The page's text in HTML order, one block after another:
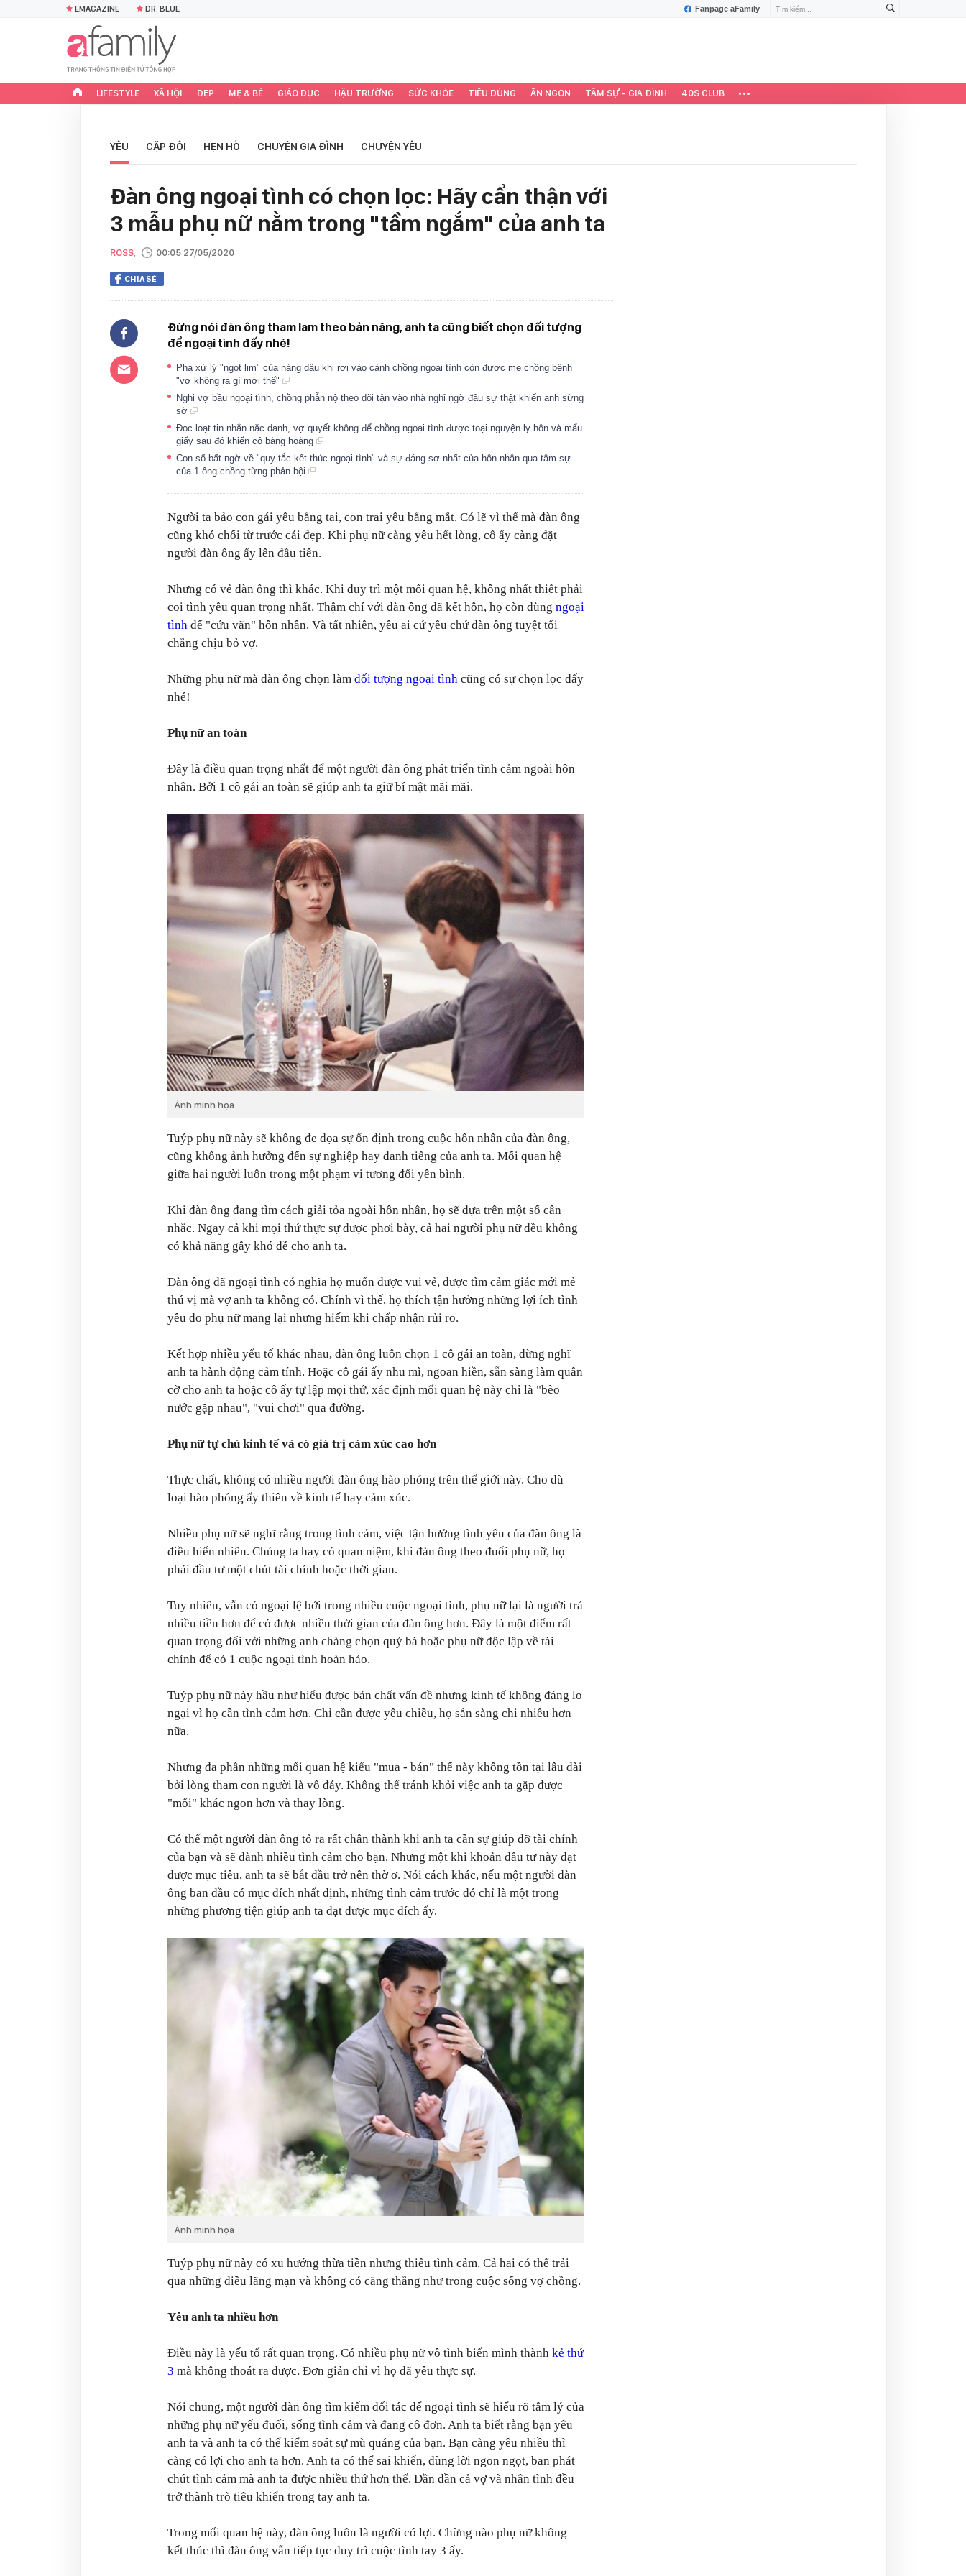
Fanpage aFamily
EMAGAZINE DR. BLUE
LIFESTYLE XÃ HỘI ĐẸP MẸ & BÉ GIÁO DỤC HẬU TRƯỜNG SỨC KHỎE TIÊU DÙNG ĂN NGON TÂM SỰ - GIA ĐÌNH 40S CLUB
YÊU CẶP ĐÔI HẸN HÒ CHUYỆN GIA ĐÌNH CHUYỆN YÊU
Đàn ông ngoại tình có chọn lọc: Hãy cẩn thận với
3 mẫu phụ nữ nằm trong "tầm ngắm" của anh ta
ROSS, 00:05 27/05/2020
CHIA SẺ
Đừng nói đàn ông tham lam theo bản năng, anh ta cũng biết chọn đối tượng
để ngoại tình đấy nhé!
Pha xử lý "ngọt lịm" của nàng dâu khi rơi vào cảnh chồng ngoại tình còn được mẹ chồng bênh
"vợ không ra gì mới thế"
Nghi vợ bầu ngoại tình, chồng phẫn nộ theo dõi tận vào nhà nghỉ ngờ đâu sự thật khiến anh sững
sờ
Đọc loạt tin nhắn nặc danh, vợ quyết không để chồng ngoại tình được toại nguyện ly hôn và mẩu
giấy sau đó khiến cô bàng hoàng
Con số bất ngờ về "quy tắc kết thúc ngoại tình" và sự đáng sợ nhất của hôn nhân qua tâm sự
của 1 ông chồng từng phản bội
Người ta bảo con gái yêu bằng tai, con trai yêu bằng mắt. Có lẽ vì thế mà đàn ông
cũng khó chối từ trước cái đẹp. Khi phụ nữ càng yêu hết lòng, cô ấy càng đặt
người đàn ông ấy lên đầu tiên.
Nhưng có vẻ đàn ông thì khác. Khi duy trì một mối quan hệ, không nhất thiết phải
coi tình yêu quan trọng nhất. Thậm chí với đàn ông đã kết hôn, họ còn dùng ngoại
tình để "cứu vãn" hôn nhân. Và tất nhiên, yêu ai cứ yêu chứ đàn ông tuyệt tối
chẳng chịu bỏ vợ.
Những phụ nữ mà đàn ông chọn làm đối tượng ngoại tình cũng có sự chọn lọc đấy
nhé!
Phụ nữ an toàn
Đây là điều quan trọng nhất để một người đàn ông phát triển tình cảm ngoài hôn
nhân. Bởi 1 cô gái an toàn sẽ giúp anh ta giữ bí mật mãi mãi.
Ảnh minh họa
Tuýp phụ nữ này sẽ không đe dọa sự ổn định trong cuộc hôn nhân của đàn ông,
cũng không ảnh hưởng đến sự nghiệp hay danh tiếng của anh ta. Mối quan hệ
giữa hai người luôn trong một phạm vi tương đối yên bình.
Khi đàn ông đang tìm cách giải tỏa ngoài hôn nhân, họ sẽ dựa trên một số cân
nhắc. Ngay cả khi mọi thứ thực sự được phơi bày, cả hai người phụ nữ đều không
có khả năng gây khó dễ cho anh ta.
Đàn ông đã ngoại tình có nghĩa họ muốn được vui vẻ, được tìm cảm giác mới mẻ
thú vị mà vợ anh ta không có. Chính vì thế, họ thích tận hưởng những lợi ích tình
yêu do phụ nữ mang lại nhưng hiếm khi chấp nhận rủi ro.
Kết hợp nhiều yếu tố khác nhau, đàn ông luôn chọn 1 cô gái an toàn, đừng nghĩ
anh ta hành động cảm tính. Hoặc cô gái ấy nhu mì, ngoan hiền, sẵn sàng làm quân
cờ cho anh ta hoặc cô ấy tự lập mọi thứ, xác định mối quan hệ này chỉ là "bèo
nước gặp nhau", "vui chơi" qua đường.
Phụ nữ tự chủ kinh tế và có giá trị cảm xúc cao hơn
Thực chất, không có nhiều người đàn ông hào phóng trên thế giới này. Cho dù
loại hào phóng ấy thiên về kinh tế hay cảm xúc.
Nhiều phụ nữ sẽ nghĩ rằng trong tình cảm, việc tận hưởng tình yêu của đàn ông là
điều hiển nhiên. Chúng ta hay có quan niệm, khi đàn ông theo đuổi phụ nữ, họ
phải đầu tư một chút tài chính hoặc thời gian.
Tuy nhiên, vẫn có ngoại lệ bởi trong nhiều cuộc ngoại tình, phụ nữ lại là người trả
nhiều tiền hơn để có được nhiều thời gian của đàn ông hơn. Đây là một điểm rất
quan trọng đối với những anh chàng chọn quý bà hoặc phụ nữ độc lập về tài
chính để có 1 cuộc ngoại tình hoàn hảo.
Tuýp phụ nữ này hầu như hiểu được bản chất vấn đề nhưng kinh tế không đáng lo
ngại vì họ cần tình cảm hơn. Chỉ cần được yêu chiều, họ sẵn sàng chi nhiều hơn
nữa.
Nhưng đa phần những mối quan hệ kiểu "mua - bán" thế này không tồn tại lâu dài
bởi lòng tham con người là vô đáy. Không thể tránh khỏi việc anh ta gặp được
"mối" khác ngon hơn và thay lòng.
Có thể một người đàn ông tỏ ra rất chân thành khi anh ta cần sự giúp đỡ tài chính
của bạn và sẽ dành nhiều tình cảm cho bạn. Nhưng một khi khoản đầu tư này đạt
được mục tiêu, anh ta sẽ bắt đầu trở nên thờ ơ. Nói cách khác, nếu một người đàn
ông ban đầu có mục đích nhất định, những tình cảm trước đó chỉ là một trong
những phương tiện giúp anh ta đạt được mục đích ấy.
Ảnh minh họa
Tuýp phụ nữ này có xu hướng thừa tiền nhưng thiếu tình cảm. Cả hai có thể trải
qua những điều lãng mạn và không có căng thẳng như trong cuộc sống vợ chồng.
Yêu anh ta nhiều hơn
Điều này là yếu tố rất quan trọng. Có nhiều phụ nữ vô tình biến mình thành kẻ thứ
3 mà không thoát ra được. Đơn giản chỉ vì họ đã yêu thực sự.
Nói chung, một người đàn ông tìm kiếm đối tác để ngoại tình sẽ hiểu rõ tâm lý của
những phụ nữ yếu đuối, sống tình cảm và đang cô đơn. Anh ta biết rằng bạn yêu
anh ta và anh ta có thể kiểm soát sự mù quáng của bạn. Bạn càng yêu nhiều thì
càng có lợi cho anh ta hơn. Anh ta có thể sai khiến, dùng lời ngon ngọt, ban phát
chút tình cảm mà anh ta được nhiều thứ hơn thế. Dần dần cả vợ và nhân tình đều
trở thành trò tiêu khiển trong tay anh ta.
Trong mối quan hệ này, đàn ông luôn là người có lợi. Chừng nào phụ nữ không
kết thúc thì đàn ông vẫn tiếp tục duy trì cuộc tình tay 3 ấy.